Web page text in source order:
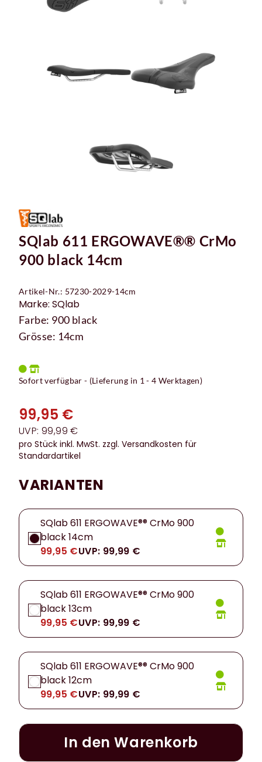
SQlab 611 ERGOWAVE®® CrMo
900 black 14cm
Artikel-Nr.: 57230-2029-14cm
Marke: SQlab
Farbe: 900 black
Grösse: 14cm
Sofort verfügbar - (Lieferung in 1 - 4 Werktagen)
99,95 €
UVP: 99,99 €
pro Stück inkl. MwSt. zzgl. Versandkosten für
Standardartikel
VARIANTEN
SQlab 611 ERGOWAVE®® CrMo 900
black 14cm
99,95 €UVP: 99,99 €
SQlab 611 ERGOWAVE®® CrMo 900
black 13cm
99,95 €UVP: 99,99 €
SQlab 611 ERGOWAVE®® CrMo 900
black 12cm
99,95 €UVP: 99,99 €
In den Warenkorb